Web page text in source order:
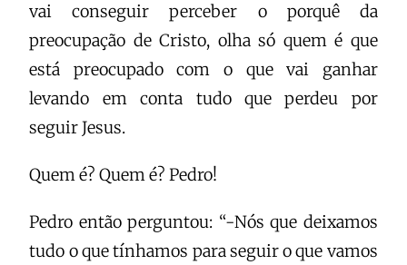
vai conseguir perceber o porquê da
preocupação de Cristo, olha só quem é que
está preocupado com o que vai ganhar
levando em conta tudo que perdeu por
seguir Jesus.
Quem é? Quem é? Pedro!
Pedro então perguntou: “-Nós que deixamos
tudo o que tínhamos para seguir o que vamos